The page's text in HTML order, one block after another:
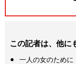
この記者は、他に
一人の女のため